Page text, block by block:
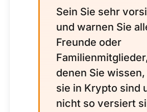
Sein Sie sehr
und warnen Sie
Freunde oder
denen Sie wissen,
sie in Krypto sind
nicht so versiert